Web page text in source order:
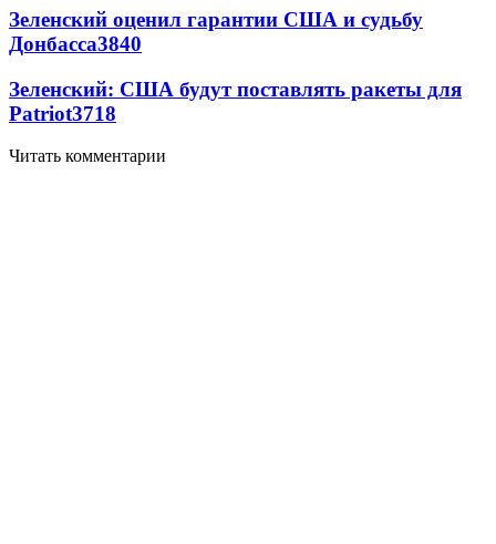
Зеленский оценил гарантии США и судьбу
Донбасса3840
Зеленский: США будут поставлять ракеты для
Patriot3718
Читать комментарии